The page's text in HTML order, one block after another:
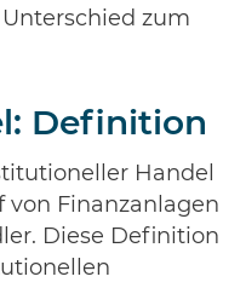
zum
Definition
Handel
von Finanzanlagen
Diese Definition